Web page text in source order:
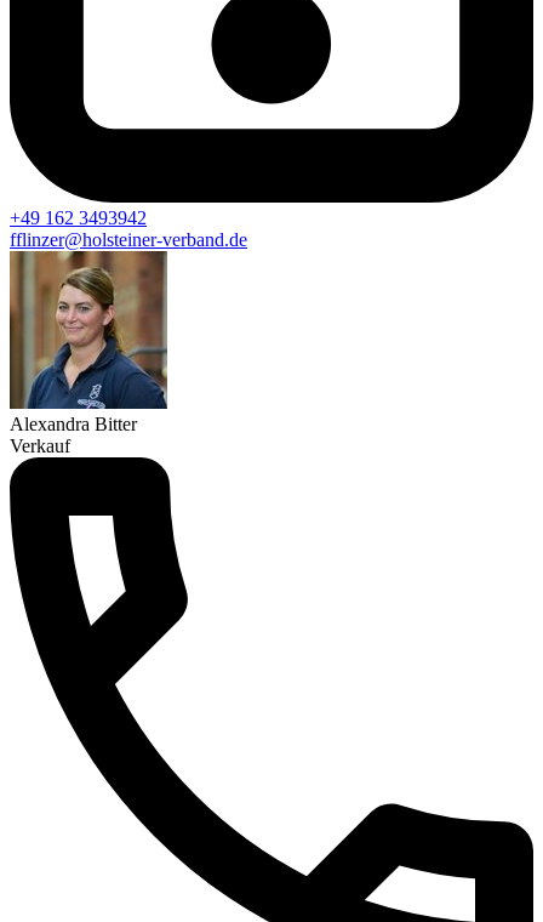
+49 162 3493942
fflinzer@holsteiner-verband.de
Alexandra Bitter
Verkauf